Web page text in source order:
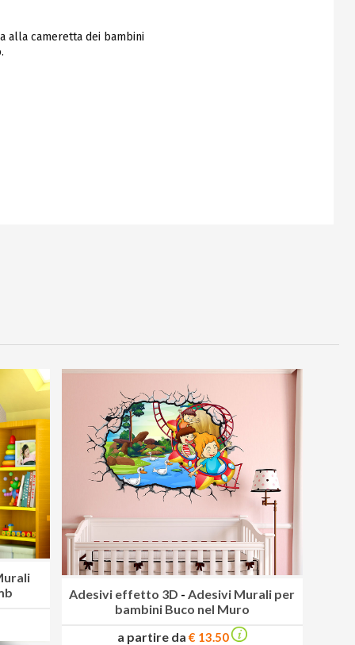
alla cameretta dei bambini
Adesivi effetto 3D - Adesivi Murali per
bambini Buco nel Muro
a partire da € 13.50